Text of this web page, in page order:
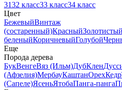
3132 класс33 класс34 класс
Цвет
БежевыйВинтаж
(состаренный)КрасныйЗолотистый
беленыйКоричневыйГолубой
Еще
Порода дерева
БукВенгеВяз (Ильм)ДубКлен
(Афзелия)МербауКаштанОрехКедр
(Сапеле)ЯсеньЯтобаПанга-панга